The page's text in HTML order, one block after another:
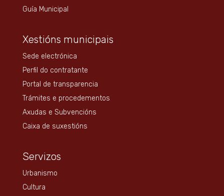
Guía Municipal
Xestións municipais
Sede electrónica
Perfil do contratante
Portal de transparencia
Trámites e procedementos
Axudas e Subvencións
Caixa de suxestións
Servizos
Urbanismo
Cultura